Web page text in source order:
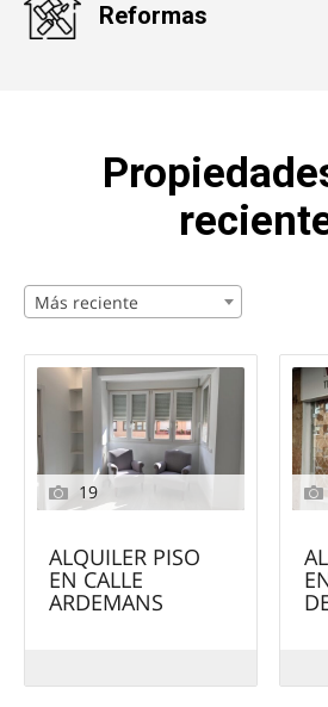
Reformas
Más reciente
19
ALQUILER PISO
EN CALLE
ARDEMANS